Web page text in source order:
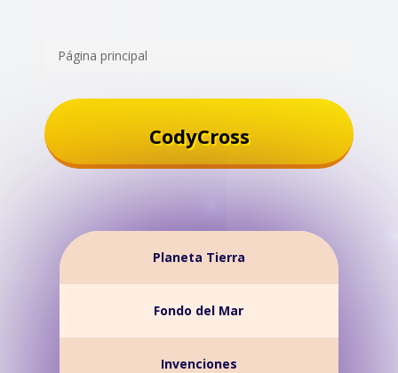
Página principal
CodyCross
Planeta Tierra
Fondo del Mar
Invenciones